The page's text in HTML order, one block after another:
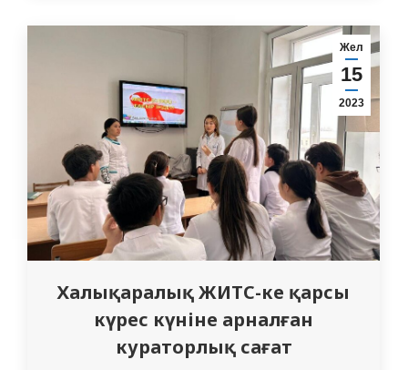
бойынша дәріс тыңдаушылары болды.
Болашақ дәрігерлер өз дәрістерінде
қызылша негізінен балаларда кездесетін
және температураның жоғарылауымен,
мұрынның,…
Жел
15
2023
Халықаралық ЖИТС-ке қарсы
күрес күніне арналған
кураторлық сағат